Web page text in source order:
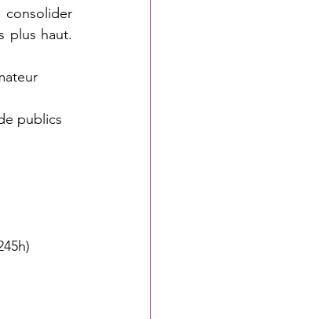
plus haut.
publics